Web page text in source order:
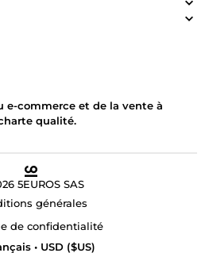
e-commerce et de la vente à
qualité.
5EUROS SAS
générales
de confidentialité
• USD ($US)